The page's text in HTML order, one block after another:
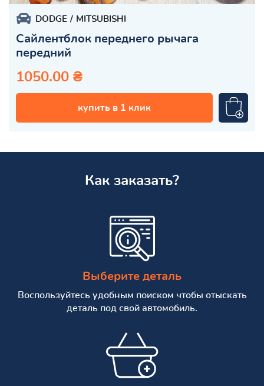
DODGE MITSUBISHI
Сайлентблок переднего рычага
передний
1050.00 ₴
купить в 1 клик
Как заказать?
Выберите деталь
Воспользуйтесь удобным поиском чтобы отыскать
деталь под свой автомобиль.